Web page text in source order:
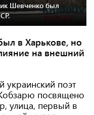
Шевченко был
в Харькове, но
на внешний
украинский поэт
посвящено
улица, первый в